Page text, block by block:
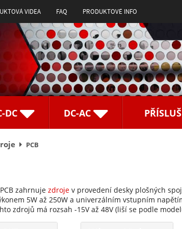
VIDEA FAQ PRODUKTOVÉ INFO
DC DC-AC
PCB
zahrnuje zdrojev provedení desky plošných
5W až 250W a univerzálním vstupním
zdrojů má rozsah -15V až 48V (liší se podle